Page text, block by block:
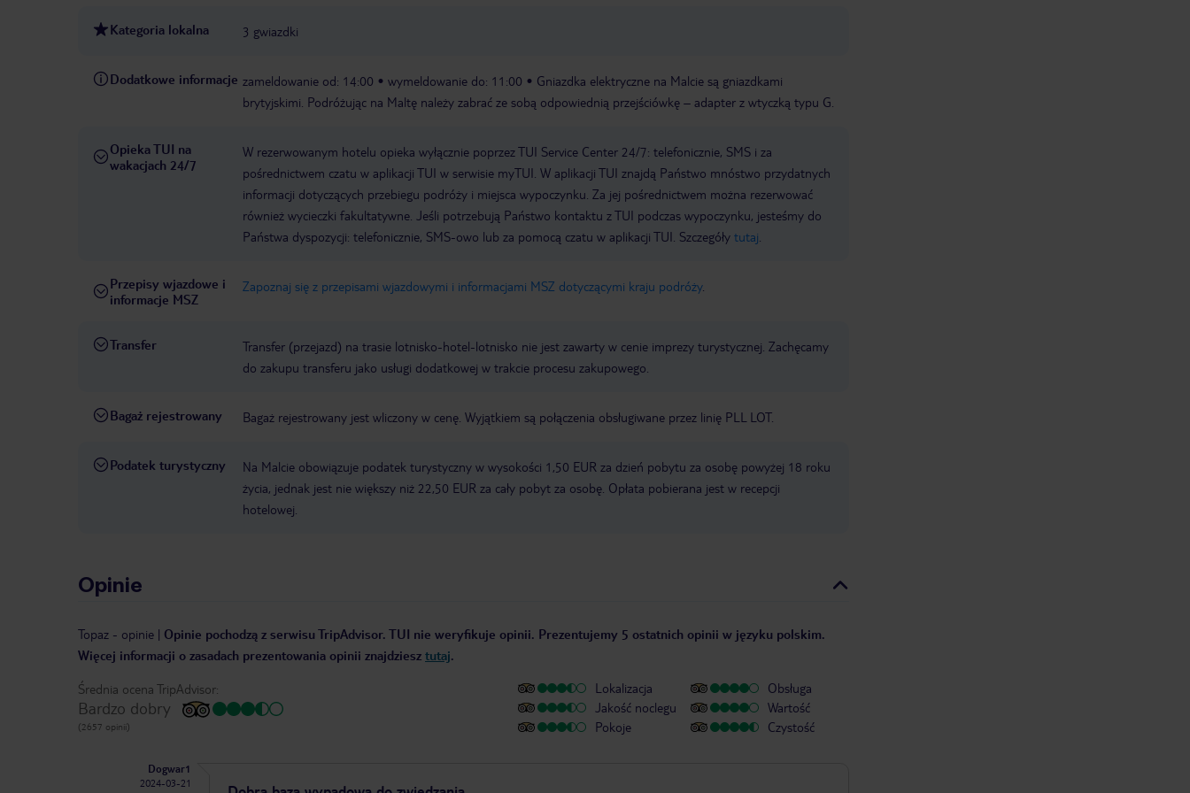
Kategoria lokalna 3 gwiazdki
Dodatkowe informacje zameldowanie od: 14:00 wymeldowanie do: 11:00
Gniazdka elektryczne na Malcie są gniazdkami
brytyjskimi. Podróżując na Maltę należy zabrać ze sobą odpowiednią przejściówkę – adapter z wtyczką typu G.
Opieka TUI na
wakacjach 24/7
W rezerwowanym hotelu opieka wyłącznie poprzez TUI Service Center 24/7: telefonicznie, SMS i za
pośrednictwem czatu w aplikacji TUI w serwisie myTUI. W aplikacji TUI znajdą Państwo mnóstwo przydatnych
informacji dotyczących przebiegu podróży i miejsca wypoczynku. Za jej pośrednictwem można rezerwować
również wycieczki fakultatywne. Jeśli potrzebują Państwo kontaktu z TUI podczas wypoczynku, jesteśmy do
Państwa dyspozycji: telefonicznie, SMS-owo lub za pomocą czatu w aplikacji TUI. Szczegóły tutaj
Przepisy wjazdowe i
informacje MSZ
Zapoznaj się z przepisami wjazdowymi i informacjami MSZ dotyczącymi kraju podróży.
Transfer
Transfer (przejazd) na trasie lotnisko-hotel-lotnisko nie jest zawarty w cenie imprezy turystycznej. Zachęcamy
do zakupu transferu jako usługi dodatkowej w trakcie procesu zakupowego.
Bagaż rejestrowany Bagaż rejestrowany jest wliczony w cenę. Wyjątkiem są połączenia obsługiwane przez linię PLL LOT.
Podatek turystyczny
Na Malcie obowiązuje podatek turystyczny w wysokości 1,50 EUR za dzień pobytu za osobę powyżej 18 roku
życia, jednak jest nie większy niż 22,50 EUR za cały pobyt za osobę. Opłata pobierana jest w recepcji
hotelowej.
Opinie
Topaz - opinie | Opinie pochodzą z serwisu TripAdvisor. TUI nie weryfikuje opinii. Prezentujemy 5 ostatnich opinii w języku polskim.
Więcej informacji o zasadach prezentowania opinii znajdziesz tutaj.
Średnia ocena TripAdvisor:
Bardzo dobry
(2657 opinii)
Lokalizacja
Jakość noclegu
Pokoje
Obsługa
Wartość
Czystość
Dogwar1
2024-03-21